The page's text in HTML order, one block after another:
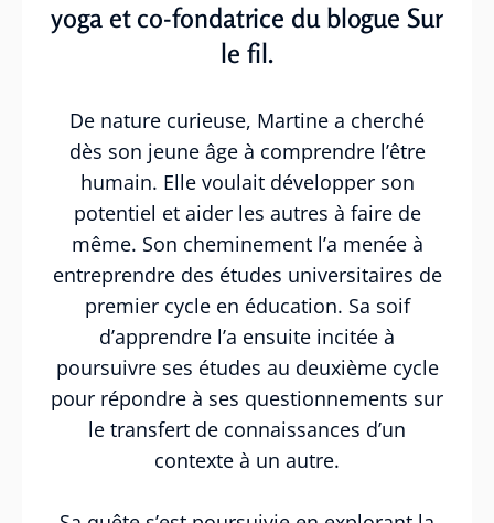
yoga et co-fondatrice du blogue Sur
le fil.
De nature curieuse, Martine a cherché
dès son jeune âge à comprendre l’être
humain. Elle voulait développer son
potentiel et aider les autres à faire de
même. Son cheminement l’a menée à
entreprendre des études universitaires de
premier cycle en éducation. Sa soif
d’apprendre l’a ensuite incitée à
poursuivre ses études au deuxième cycle
pour répondre à ses questionnements sur
le transfert de connaissances d’un
contexte à un autre.